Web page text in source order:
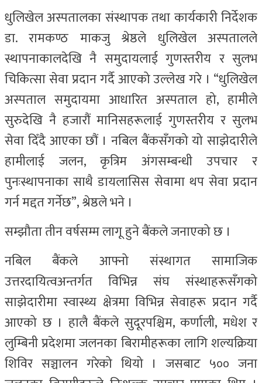
धुलिखेल अस्पतालका संस्थापक तथा कार्यकारी निर्देशक
डा. रामकण्ठ माकजु श्रेष्ठले धुलिखेल अस्पतालले
स्थापनाकालदेखि नै समुदायलाई गुणस्तरीय र सुलभ
चिकित्सा सेवा प्रदान गर्दै आएको उल्लेख गरे । “धुलिखेल
अस्पताल समुदायमा आधारित अस्पताल हो, हामीले
सुरुदेखि नै हजारौं मानिसहरूलाई गुणस्तरीय र सुलभ
सेवा दिँदै आएका छौं । नबिल बैंकसँगको यो साझेदारीले
हामीलाई जलन, कृत्रिम अंगसम्बन्धी उपचार र
पुनःस्थापनाका साथै डायलासिस सेवामा थप सेवा प्रदान
गर्न मद्दत गर्नेछ”, श्रेष्ठले भने ।
सम्झौता तीन वर्षसम्म लागू हुने बैंकले जनाएको छ ।
नबिल बैंकले आफ्नो संस्थागत सामाजिक
उत्तरदायित्वअन्तर्गत विभिन्न संघ संस्थाहरूसँगको
साझेदारीमा स्वास्थ्य क्षेत्रमा विभिन्न सेवाहरू प्रदान गर्दै
आएको छ । हालै बैंकले सुदूरपश्चिम, कर्णाली, मधेश र
लुम्बिनी प्रदेशमा जलनका बिरामीहरूका लागि शल्यक्रिया
शिविर सञ्चालन गरेको थियो । जसबाट ५०० जना